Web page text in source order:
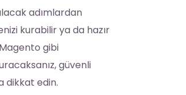
adımlardan
kurabilir ya da hazır
gibi
güvenli
dikkat edin.